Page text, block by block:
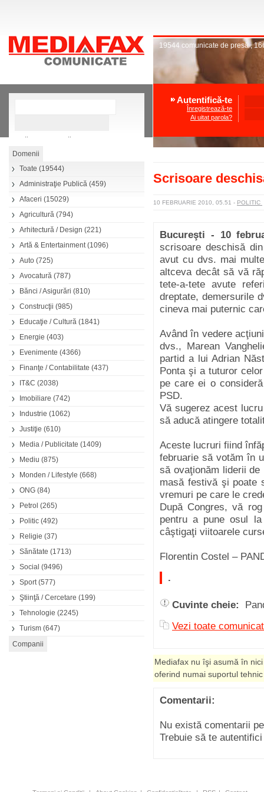
Căutare avansată
Toate (19544)
Administraţie Publică (459)
Afaceri (15029)
Agricultură (794)
Arhitectură / Design (221)
Artă & Entertainment(1096)
Auto (725)
Avocatură (787)
Bănci / Asigurări (810)
Construcţii (985)
Educaţie / Cultură (1841)
Energie (403)
Evenimente (4366)
Finanţe / Contabilitate (437)
IT&C (2038)
Imobiliare (742)
Industrie (1062)
Justiţie (610)
Media / Publicitate (1409)
Mediu (875)
Monden / Lifestyle (668)
ONG (84)
Petrol (265)
Politic (492)
Religie (37)
Sănătate (1713)
Social (9496)
Sport(577)
Ştiinţă / Cercetare (199)
Tehnologie (2245)
Turism (647)
19544 comunicate de presă,
Autentifică-te
Înregistrează-te
Ai uitat parola?
Scrisoare
10 FEBRUARIE 2010, 05.51 - POLITIC
Bucureşti - 10
scrisoare deschisă
avut cu dvs. mai
altceva decât să vă
tete-a-tete avute
dreptate, demersurile
cineva mai puternic
Având în vedere
dvs., Marean
partid a lui Adrian
Ponta şi a tuturor
pe care ei o
PSD.
Vă sugerez acest
să aducă atingere
Aceste lucruri fiind
februarie să votăm în
să ovaţionăm liderii
masă festivă şi poate
vremuri pe care le
După Congres, vă
pentru a pune osul
câştigaţi viitoarele
Florentin Costel –
.
Cuvinte cheie:
Vezi toate
Mediafax nu îşi asumă în
oferind numai suportul
Comentarii:
Nu există comentarii
Trebuie să te